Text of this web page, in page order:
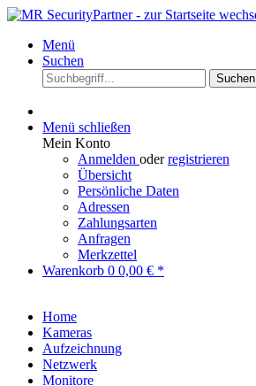
Menü
Suchen
Suchen
Menü schließen
Mein Konto
Anmelden oderregistrieren
Übersicht
Persönliche Daten
Adressen
Zahlungsarten
Anfragen
Merkzettel
Warenkorb 0 0,00 € *
Home
Kameras
Aufzeichnung
Netzwerk
Monitore